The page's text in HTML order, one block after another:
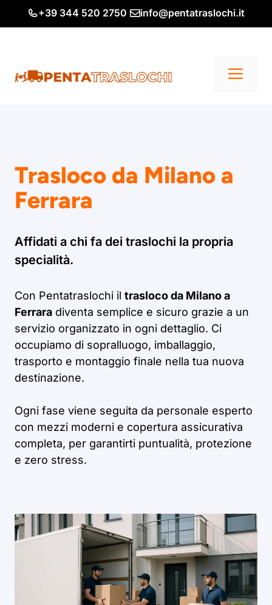
+39 344 520 2750 info@pentatraslochi.it
Trasloco da Milano a
Ferrara
Affidati a chi fa dei traslochi la propria
specialità.
Con Pentatraslochi il trasloco da Milano a
Ferrara diventa semplice e sicuro grazie a un
servizio organizzato in ogni dettaglio. Ci
occupiamo di sopralluogo, imballaggio,
trasporto e montaggio finale nella tua nuova
destinazione.
Ogni fase viene seguita da personale esperto
con mezzi moderni e copertura assicurativa
completa, per garantirti puntualità, protezione
e zero stress.